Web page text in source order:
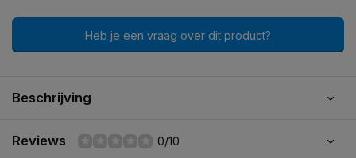
Heb je een vraag over dit product?
Beschrijving
Reviews 0/10